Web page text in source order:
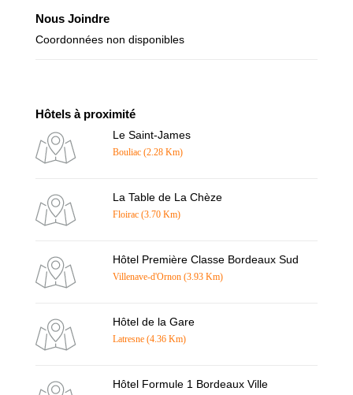
Nous Joindre
Coordonnées non disponibles
Hôtels à proximité
Le Saint-James
Bouliac (2.28 Km)
La Table de La Chèze
Floirac (3.70 Km)
Hôtel Première Classe Bordeaux Sud
Villenave-d'Ornon (3.93 Km)
Hôtel de la Gare
Latresne (4.36 Km)
Hôtel Formule 1 Bordeaux Ville